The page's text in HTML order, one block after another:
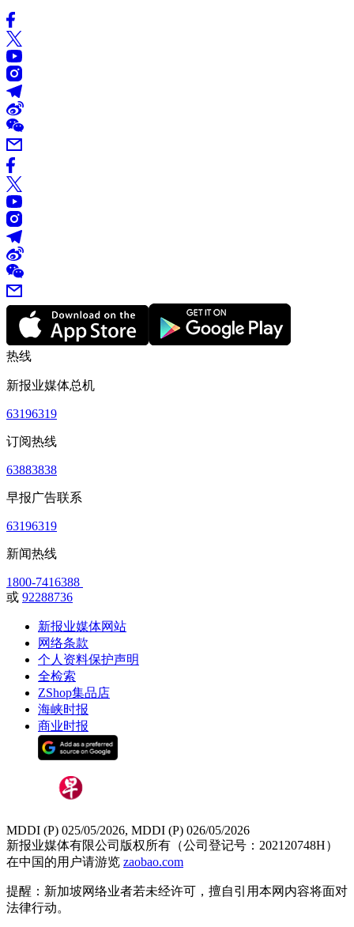
热线
新报业媒体总机
63196319
订阅热线
63883838
早报广告联系
63196319
新闻热线
1800-7416388
或 92288736
新报业媒体网站
网络条款
个人资料保护声明
全检索
ZShop集品店
海峡时报
商业时报
MDDI (P) 025/05/2026, MDDI (P) 026/05/2026
新报业媒体有限公司版权所有（公司登记号：202120748H）
在中国的用户请游览 zaobao.com
提醒：新加坡网络业者若未经许可，擅自引用本网内容将面对
法律行动。